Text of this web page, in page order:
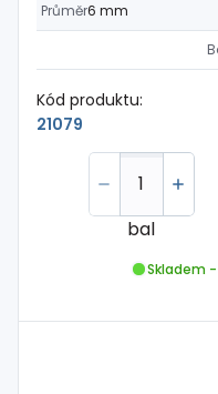
Průměr6 mm
Kód produktu:
21079
bal
Skladem